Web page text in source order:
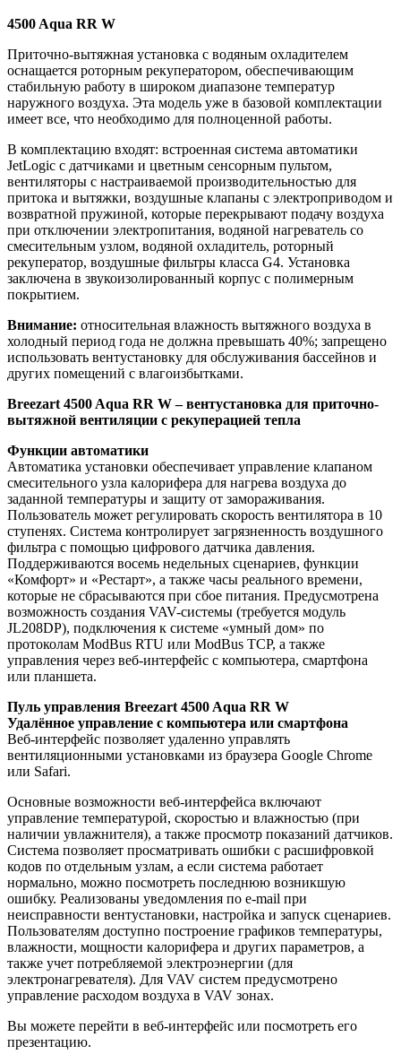
4500 Aqua RR W
Приточно-вытяжная установка с водяным охладителем
оснащается роторным рекуператором, обеспечивающим
стабильную работу в широком диапазоне температур
наружного воздуха. Эта модель уже в базовой комплектации
имеет все, что необходимо для полноценной работы.
В комплектацию входят: встроенная система автоматики
JetLogic с датчиками и цветным сенсорным пультом,
вентиляторы с настраиваемой производительностью для
притока и вытяжки, воздушные клапаны с электроприводом и
возвратной пружиной, которые перекрывают подачу воздуха
при отключении электропитания, водяной нагреватель со
смесительным узлом, водяной охладитель, роторный
рекуператор, воздушные фильтры класса G4. Установка
заключена в звукоизолированный корпус с полимерным
покрытием.
Внимание: относительная влажность вытяжного воздуха в
холодный период года не должна превышать 40%; запрещено
использовать вентустановку для обслуживания бассейнов и
других помещений с влагоизбытками.
Breezart 4500 Aqua RR W – вентустановка для приточно-
вытяжной вентиляции с рекуперацией тепла
Функции автоматики
Автоматика установки обеспечивает управление клапаном
смесительного узла калорифера для нагрева воздуха до
заданной температуры и защиту от замораживания.
Пользователь может регулировать скорость вентилятора в 10
ступенях. Система контролирует загрязненность воздушного
фильтра с помощью цифрового датчика давления.
Поддерживаются восемь недельных сценариев, функции
«Комфорт» и «Рестарт», а также часы реального времени,
которые не сбрасываются при сбое питания. Предусмотрена
возможность создания VAV-системы (требуется модуль
JL208DP), подключения к системе «умный дом» по
протоколам ModBus RTU или ModBus TCP, а также
управления через веб-интерфейс с компьютера, смартфона
или планшета.
Пуль управления Breezart 4500 Aqua RR W
Удалённое управление с компьютера или смартфона
Веб-интерфейс позволяет удаленно управлять
вентиляционными установками из браузера Google Chrome
или Safari.
Основные возможности веб-интерфейса включают
управление температурой, скоростью и влажностью (при
наличии увлажнителя), а также просмотр показаний датчиков.
Система позволяет просматривать ошибки с расшифровкой
кодов по отдельным узлам, а если система работает
нормально, можно посмотреть последнюю возникшую
ошибку. Реализованы уведомления по e-mail при
неисправности вентустановки, настройка и запуск сценариев.
Пользователям доступно построение графиков температуры,
влажности, мощности калорифера и других параметров, а
также учет потребляемой электроэнергии (для
электронагревателя). Для VAV систем предусмотрено
управление расходом воздуха в VAV зонах.
Вы можете перейти в веб-интерфейс или посмотреть его
презентацию.